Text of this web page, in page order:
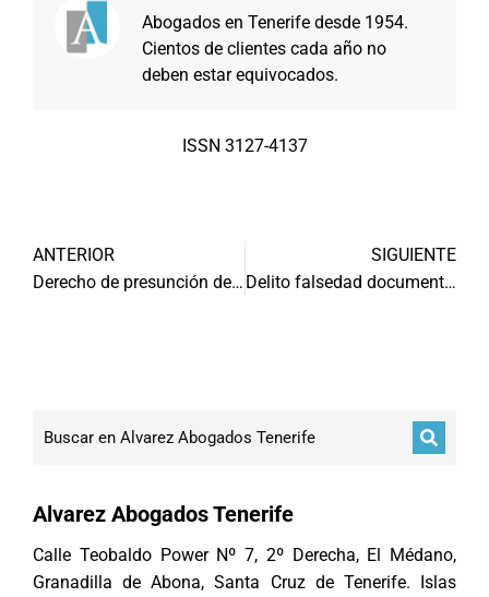
Abogados en Tenerife desde 1954.
Cientos de clientes cada año no
deben estar equivocados.
ISSN 3127-4137
ANTERIOR
Derecho de presunción de inocencia
SIGUIENTE
Delito falsedad documental Tenerife
Alvarez Abogados Tenerife
Calle Teobaldo Power Nº 7, 2º Derecha, El Médano,
Granadilla de Abona, Santa Cruz de Tenerife. Islas